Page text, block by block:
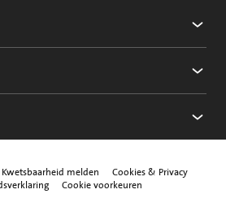
Kwetsbaarheid melden
Cookies & Privacy
Cookie voorkeuren